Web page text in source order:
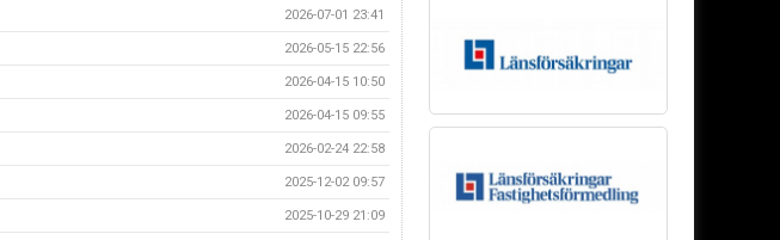
2026-07-01 23:41
2026-05-15 22:56
2026-04-15 10:50
2026-04-15 09:55
2026-02-24 22:58
2025-12-02 09:57
2025-10-29 21:09